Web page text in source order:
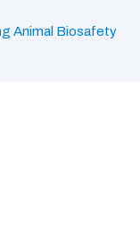
Animal Biosafety